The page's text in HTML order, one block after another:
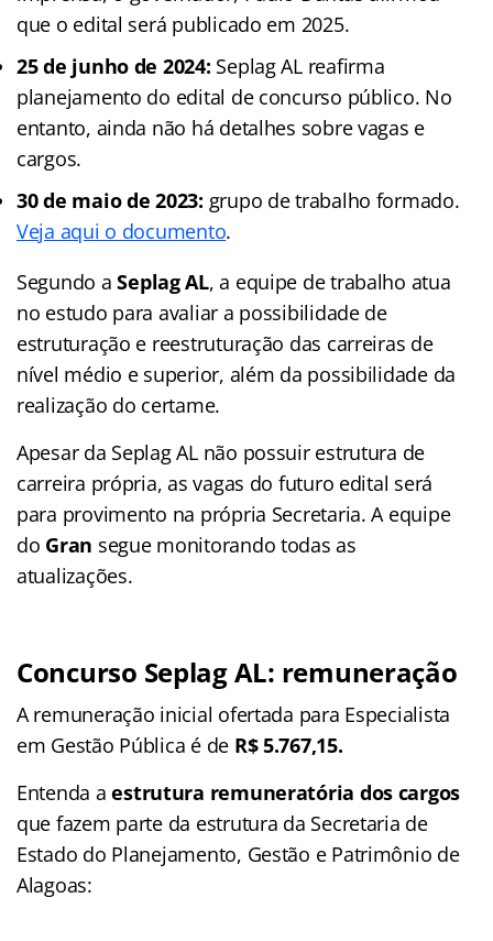
que o edital será publicado em 2025.
25 de junho de 2024: Seplag AL reafirma
planejamento do edital de concurso público. No
entanto, ainda não há detalhes sobre vagas e
cargos.
30 de maio de 2023: grupo de trabalho formado.
Veja aqui o documento.
Segundo aSeplag AL, a equipe de trabalho atua
no estudo para avaliar a possibilidade de
estruturação e reestruturação das carreiras de
nível médio e superior, além da possibilidade da
realização do certame.
Apesar da Seplag AL não possuir estrutura de
carreira própria, as vagas do futuro edital será
para provimento na própria Secretaria. A equipe
do Gran segue monitorando todas as
atualizações.
Concurso Seplag AL: remuneração
A remuneração inicial ofertada para Especialista
em Gestão Pública é de R$ 5.767,15.
Entenda aestrutura remuneratória dos cargos
que fazem parte da estrutura da Secretaria de
Estado do Planejamento, Gestão e Patrimônio de
Alagoas: